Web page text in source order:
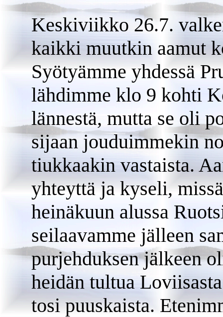
Keskiviikko 26.7.
kaikki muutkin aamut
Syötyämme yhdessä
lähdimme klo 9 kohti
lännestä, mutta se oli
sijaan jouduimmekin
tiukkaakin vastaista.
yhteyttä ja kyseli,
heinäkuun alussa
seilaavamme jälleen
purjehduksen jälkeen
heidän tultua
tosi puuskaista.